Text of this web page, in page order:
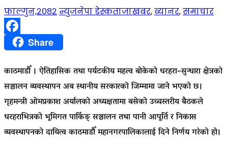
फाल्गुन,२०८२ न्युजनेपा डेस्कताजाखबर,ब्यानर,समाचार
FacebookShare
काठमाडौँ । ऐतिहासिक तथा पर्यटकीय महत्व बोकेकोधरहरा–सुन्धारा क्षेत्रको
सञ्चालन व्यवस्थापन अब स्थानीय सरकारको जिम्मामा जाने भएको छ।
गृहमन्त्रीओमप्रकाश अर्यालको अध्यक्षतामा बसेको उच्चस्तरीय बैठकले
धरहराभित्रको भूमिगत पार्किङ् सञ्चालन तथा पानी आपूर्ति र निकास
व्यवस्थापनको दायित्वकाठमाडौँ महानगरपालिकालाई दिने निर्णय गरेको हो।